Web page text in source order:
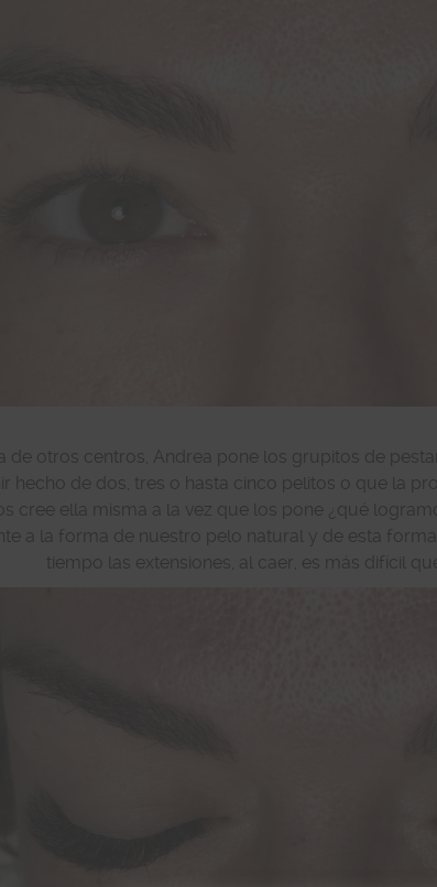
de otros centros, Andrea pone los grupitos de
hecho de dos, tres o hasta cinco pelitos o que la
cree ella misma a la vez que los pone ¿qué
a la forma de nuestro pelo natural y de esta
tiempo las extensiones, al caer, es más difícil